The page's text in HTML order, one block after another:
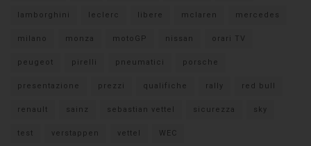
lamborghini leclerc libere mclaren mercedes
milano monza motoGP nissan orari TV
peugeot pirelli pneumatici porsche
presentazione prezzi qualifiche rally red bull
renault sainz sebastian vettel sicurezza sky
test verstappen vettel WEC